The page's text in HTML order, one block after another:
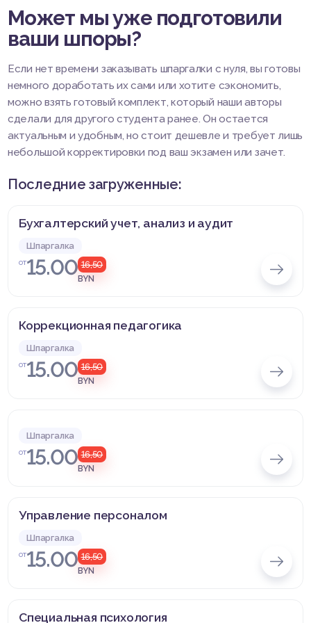
Может мы уже подготовили
ваши шпоры?
Если нет времени заказывать шпаргалки с нуля, вы готовы
немного доработать их сами или хотите сэкономить,
можно взять готовый комплект, который наши авторы
сделали для другого студента ранее. Он остается
актуальным и удобным, но стоит дешевле и требует лишь
небольшой корректировки под ваш экзамен или зачет.
Последние загруженные:
Бухгалтерский учет, анализ и аудит
Шпаргалка
от15.00 16,50
BYN
Коррекционная педагогика
Шпаргалка
от15.00 16,50
BYN
Шпаргалка
от15.00 16,50
BYN
Управление персоналом
Шпаргалка
от15.00 16,50
BYN
Специальная психология